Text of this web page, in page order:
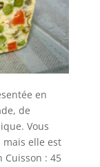
en
de
Vous
mais elle est
Cuisson : 45